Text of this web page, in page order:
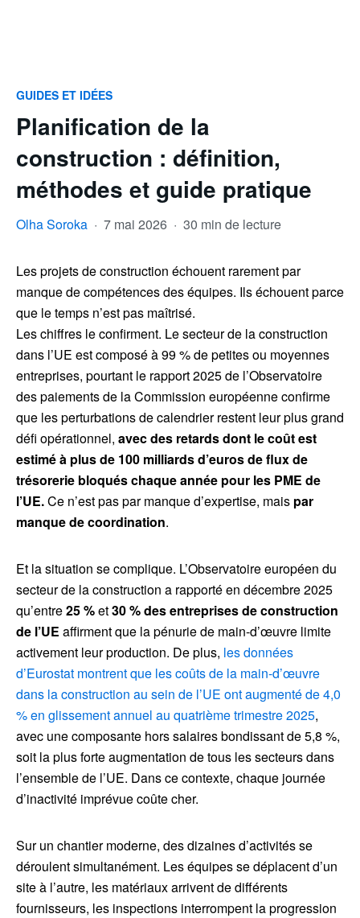
GUIDES ET IDÉES
Planification de la
construction : définition,
méthodes et guide pratique
Olha Soroka · 7 mai 2026 · 30 min de lecture
Les projets de construction échouent rarement par
manque de compétences des équipes. Ils échouent parce
que le temps n’est pas maîtrisé.
Les chiffres le confirment. Le secteur de la construction
dans l’UE est composé à 99 % de petites ou moyennes
entreprises, pourtant le rapport 2025 de l’Observatoire
des paiements de la Commission européenne confirme
que les perturbations de calendrier restent leur plus grand
défi opérationnel, avec des retards dont le coût est
estimé à plus de 100 milliards d’euros de flux de
trésorerie bloqués chaque année pour les PME de
l’UE.Ce n’est pas par manque d’expertise, mais par
manque de coordination.
Et la situation se complique. L’Observatoire européen du
secteur de la construction a rapporté en décembre 2025
qu’entre25 %et30 %des entreprises de construction
de l’UE affirment que la pénurie de main-d’œuvre limite
activement leur production. De plus, les données
d’Eurostat montrent que les coûts de la main-d’œuvre
dans la construction au sein de l’UE ont augmenté de 4,0
% en glissement annuel au quatrième trimestre 2025,
avec une composante hors salaires bondissant de 5,8 %,
soit la plus forte augmentation de tous les secteurs dans
l’ensemble de l’UE. Dans ce contexte, chaque journée
d’inactivité imprévue coûte cher.
Sur un chantier moderne, des dizaines d’activités se
déroulent simultanément. Les équipes se déplacent d’un
site à l’autre, les matériaux arrivent de différents
fournisseurs, les inspections interrompent la progression